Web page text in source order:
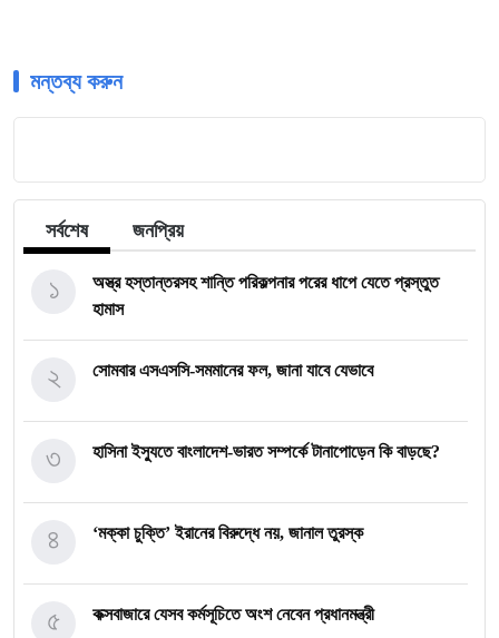
মন্তব্য করুন
সর্বশেষ জনপ্রিয়
অস্ত্র হস্তান্তরসহ শান্তি পরিকল্পনার পরের ধাপে যেতে প্রস্তুত
হামাস
১
সোমবার এসএসসি-সমমানের ফল, জানা যাবে যেভাবে
২
হাসিনা ইস্যুতে বাংলাদেশ-ভারত সম্পর্কে টানাপোড়েন কি বাড়ছে?
৩
‘মক্কা চুক্তি’ ইরানের বিরুদ্ধে নয়, জানাল তুরস্ক
৪
কক্সবাজারে যেসব কর্মসূচিতে অংশ নেবেন প্রধানমন্ত্রী
৫